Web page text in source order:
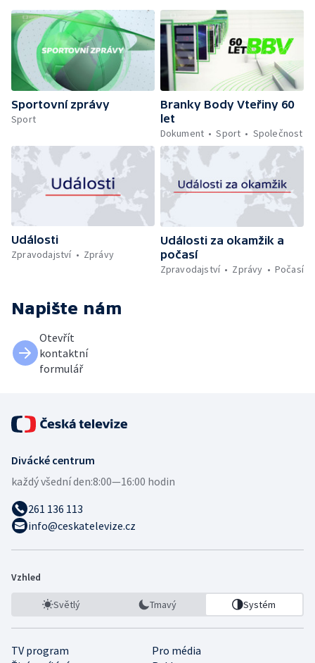
Sportovní zprávy
Sport
Branky Body Vteřiny 60
let
Dokument
Sport Společnost
Události
Zpravodajství
Zprávy
Události za okamžik a
počasí
Zpravodajství
Zprávy Počasí
Napište nám
Otevřít
kontaktní
formulář
Divácké centrum
každý všední den:8:00—16:00 hodin
261 136 113
info@ceskatelevize.cz
Vzhled
Světlý Tmavý Systém
TV program
Pro média